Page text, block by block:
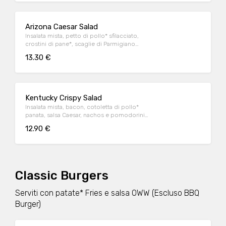
Arizona Caesar Salad
Insalata mista, petto di pollo* sfilacciato,
crostini di pane*, scaglie di Parmigiano
13.30 €
Kentucky Crispy Salad
Insalata mista, bacon, cotoletta di pollo*
panata, salsa Caesar, nachos e pomodorini
12.90 €
Classic Burgers
Serviti con patate* Fries e salsa OWW (Escluso BBQ
Burger)